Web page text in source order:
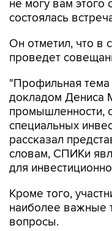
Он отметил, что в
"Профильная тема
промышленности,
специальных
рассказал
словам, СПИКи
для
Кроме того,
вопросы.
Песков добавил,